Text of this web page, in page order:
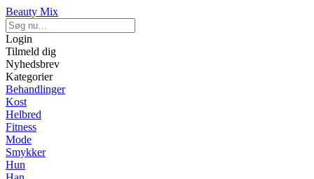
Beauty Mix
Login
Tilmeld dig
Nyhedsbrev
Kategorier
Behandlinger
Kost
Helbred
Fitness
Mode
Smykker
Hun